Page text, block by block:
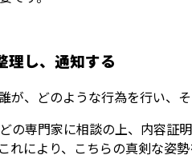
理し、通知する
が、どのような行為を行い、
の専門家に相談の上、内容証
れにより、こちらの真剣な姿